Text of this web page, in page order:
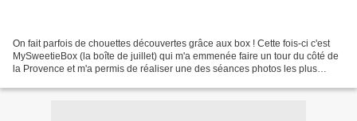
On fait parfois de chouettes découvertes grâce aux box ! Cette fois-ci c'est
MySweetieBox (la boîte de juillet) qui m'a emmenée faire un tour du côté de
la Provence et m'a permis de réaliser une des séances photos les plus